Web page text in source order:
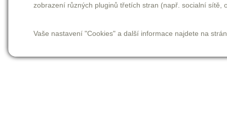
zobrazení různých pluginů třetích stran (např. socialní sítě,
Vaše nastavení "Cookies" a další informace najdete na